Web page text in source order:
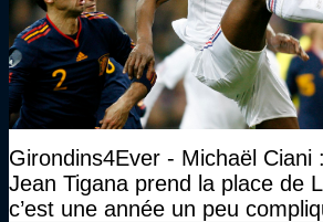
Girondins4Ever - Michaël Ciani
Jean Tigana prend la place de
c’est une année un peu